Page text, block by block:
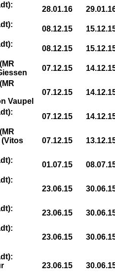
28.01.16
08.12.15
08.12.15
07.12.15
Vaupel
07.12.15
07.12.15
07.12.15
01.07.15
23.06.15
23.06.15
23.06.15
23.06.15